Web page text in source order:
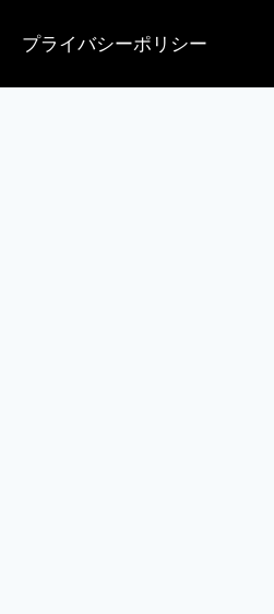
プライバシーポリシー